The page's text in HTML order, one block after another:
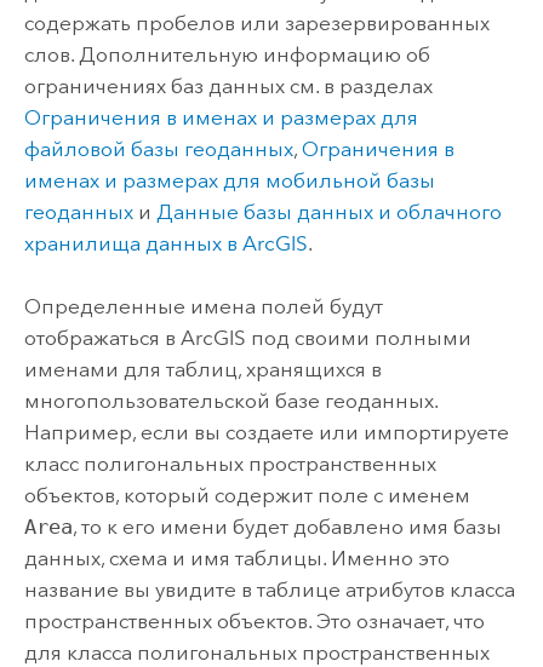
содержать пробелов или зарезервированных
слов. Дополнительную информацию об
ограничениях баз данных см. в разделах
Ограничения в именах и размерах для
файловой базы геоданных, Ограничения в
именах и размерах для мобильной базы
геоданныхи Данные базы данных и облачного
хранилища данных в ArcGIS.
Определенные имена полей будут
отображаться в ArcGIS под своими полными
именами для таблиц, хранящихся в
многопользовательской базе геоданных.
Например, если вы создаете или импортируете
класс полигональных пространственных
объектов, который содержит поле с именем
Area, то к его имени будет добавлено имя базы
данных, схема и имя таблицы. Именно это
название вы увидите в таблице атрибутов класса
пространственных объектов. Это означает, что
для класса полигональных пространственных